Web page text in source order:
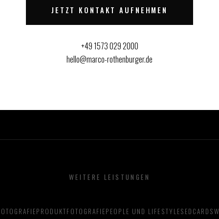
JETZT KONTAKT AUFNEHMEN
+49 1573 029 2000
hello@marco-rothenburger.de
WEITERE LEISTUNGEN
PRODUKTFOTOGRAFIEPEOPLE UND LIFESTYLESEDCARDS